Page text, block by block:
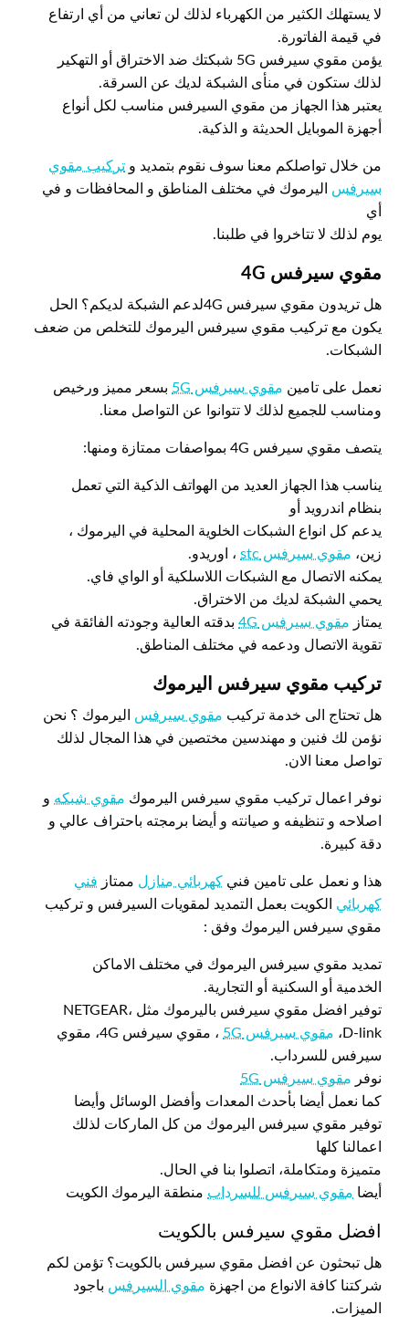
لا يستهلك الكثير من الكهرباء لذلك لن تعاني من أي ارتفاع
في قيمة الفاتورة.
يؤمن مقوي سيرفس 5G شبكتك ضد الاختراق أو التهكير
لذلك ستكون في منأى الشبكة لديك عن السرقة.
يعتبر هذا الجهاز من مقوي السيرفس مناسب لكل أنواع
أجهزة الموبايل الحديثة و الذكية.
من خلال تواصلكم معنا سوف نقوم بتمديد و تركيب مقوي
سيرفس اليرموك في مختلف المناطق و المحافظات و في
أي
يوم لذلك لا تتاخروا في طلبنا.
مقوي سيرفس 4 G
هل تريدون مقوي سيرفس 4Gلدعم الشبكة لديكم؟ الحل
يكون مع تركيب مقوي سيرفس اليرموك للتخلص من ضعف
الشبكات.
نعمل على تامين مقوي سيرفس 5G
بسعر مميز ورخيص
ومناسب للجميع لذلك لا تتوانوا عن التواصل معنا.
يتصف مقوي سيرفس 4G بمواصفات ممتازة ومنها:
يناسب هذا الجهاز العديد من الهواتف الذكية التي تعمل
بنظام اندرويد أو
يدعم كل انواع الشبكات الخلوية المحلية في اليرموك ،
زين، مقوي سيرفس stc
، اوريدو.
يمكنه الاتصال مع الشبكات اللاسلكية أو الواي فاي.
يحمي الشبكة لديك من الاختراق.
يمتاز مقوي سيرفس 4G
بدقته العالية وجودته الفائقة في
تقوية الاتصال ودعمه في مختلف المناطق.
تركيب مقوي سيرفس اليرموك
هل تحتاج الى خدمة تركيب مقوي سيرفس اليرموك ؟ نحن
نؤمن لك فنين و مهندسين مختصين في هذا المجال لذلك
تواصل معنا الان.
نوفر اعمال تركيب مقوي سيرفس اليرموك مقوي شبكه و
اصلاحه و تنظيفه و صيانته و أيضا برمجته باحتراف عالي و
دقة كبيرة.
هذا و نعمل على تامين فني كهربائي منازل ممتاز فني
كهربائي الكويت بعمل التمديد لمقويات السيرفس و تركيب
مقوي سيرفس اليرموك وفق :
تمديد مقوي سيرفس اليرموك في مختلف الاماكن
الخدمية أو السكنية أو التجارية.
توفير افضل مقوي سيرفس باليرموك مثل NETGEAR،
D-link،
مقوي سيرفس 5G
، مقوي سيرفس 4G، مقوي
سيرفس للسرداب.
نوفر مقوي سيرفس 5G
كما نعمل أيضا بأحدث المعدات وأفضل الوسائل وأيضا
توفير مقوي سيرفس اليرموك من كل الماركات لذلك
اعمالنا كلها
متميزة ومتكاملة، اتصلوا بنا في الحال.
أيضا مقوي سيرفس للسرداب منطقة اليرموك الكويت
افضل مقوي سيرفس بالكويت
هل تبحثون عن افضل مقوي سيرفس بالكويت؟ تؤمن لكم
شركتنا كافة الانواع من اجهزة مقوي السيرفس باجود
الميزات.